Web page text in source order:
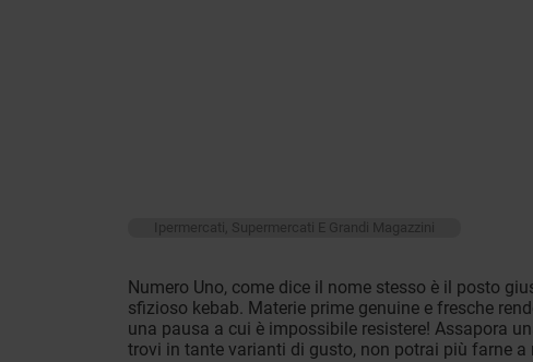
Ipermercati, Supermercati E Grandi Magazzini
Numero Uno, come dice il nome stesso è il posto
sfizioso kebab. Materie prime genuine e fresche
una pausa a cui è impossibile resistere! Assapora
trovi in tante varianti di gusto, non potrai più farne a